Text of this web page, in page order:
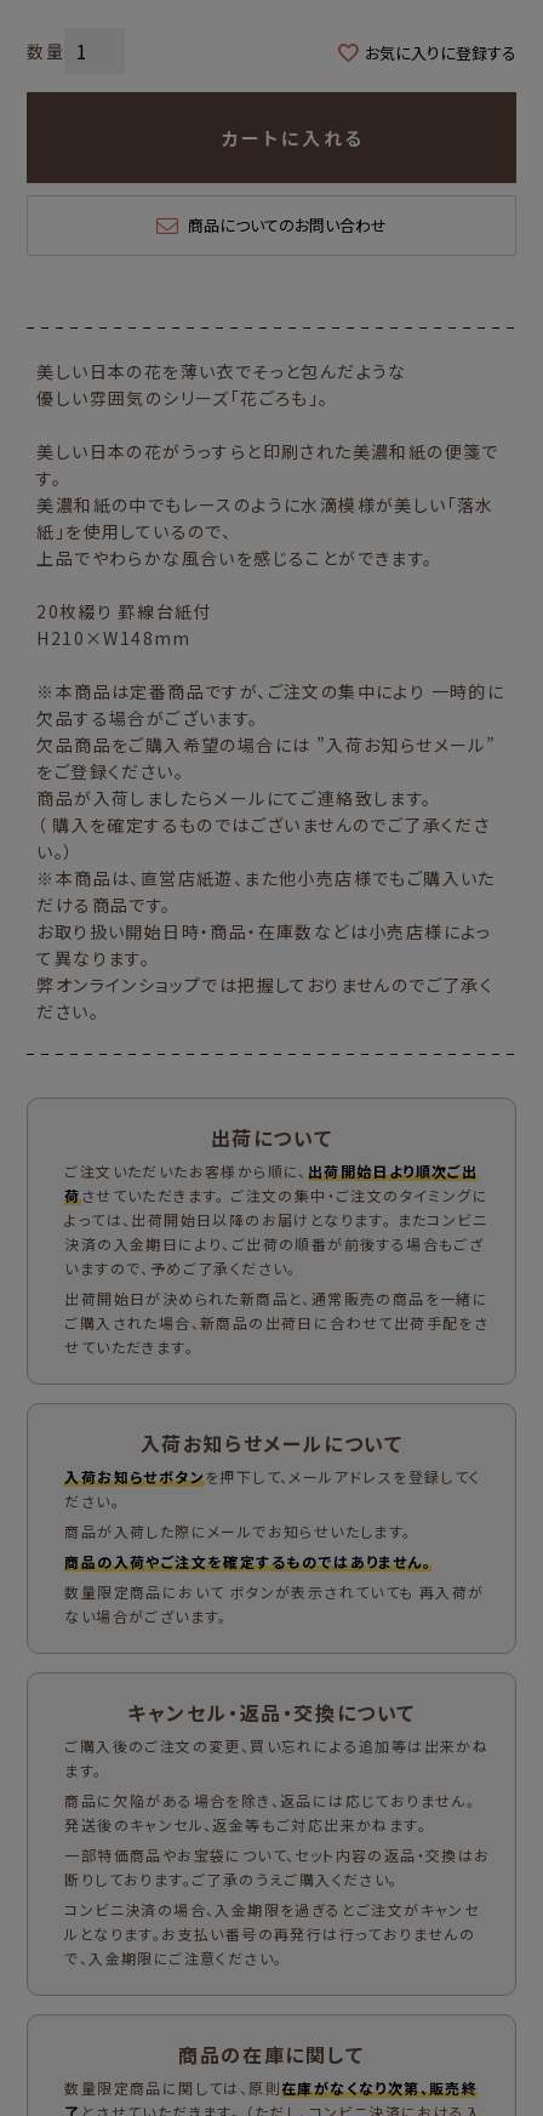
お気に入りに登録する
カートに入れる
商品についてのお問い合わせ
美しい日本の花を薄い衣でそっと包んだような
優しい雰囲気のシリーズ「花ごろも」。
美しい日本の花がうっすらと印刷された美濃和紙の便箋で
す。
美濃和紙の中でもレースのように水滴模様が美しい「落水
紙」を使用しているので、
上品でやわらかな風合いを感じることができます。
20枚綴り 罫線台紙付
H210×W148mm
※本商品は定番商品ですが、ご注文の集中により 一時的に
欠品する場合がございます。
欠品商品をご購入希望の場合には ”入荷お知らせメール”
をご登録ください。
商品が入荷しましたらメールにてご連絡致します。
（ 購入を確定するものではございませんのでご了承くださ
い。）
※本商品は、直営店紙遊、また他小売店様でもご購入いた
だける商品です。
お取り扱い開始日時・商品・在庫数などは小売店様によっ
て異なります。
弊オンラインショップでは把握しておりませんのでご了承く
ださい。
出荷について
ご注文いただいたお客様から順に、 出荷開始日より順次ご出
荷させていただきます。 ご注文の集中・ご注文のタイミングに
よっては、出荷開始日以降のお届けとなります。 またコンビニ
決済の入金期日により、ご出荷の順番が前後する場合もござ
いますので、予めご了承ください。
出荷開始日が決められた新商品と、通常販売の商品を一緒に
ご購入された場合、新商品の出荷日に合わせて出荷手配をさ
せていただきます。
入荷お知らせメールについて
入荷お知らせボタンを押下して、メールアドレスを登録してく
ださい。
商品が入荷した際にメールでお知らせいたします。
商品の入荷やご注文を確定するものではありません。
数量限定商品において ボタンが表示されていても 再入荷が
ない場合がございます。
キャンセル・返品・交換について
ご購入後のご注文の変更、買い忘れによる追加等は出来かね
ます。
商品に欠陥がある場合を除き、返品には応じておりません。
発送後のキャンセル、返金等もご対応出来かねます。
一部特価商品やお宝袋について、セット内容の返品・交換はお
断りしております。ご了承のうえご購入ください。
コンビニ決済の場合、入金期限を過ぎるとご注文がキャンセ
ルとなります。お支払い番号の再発行は行っておりませんの
で、入金期限にご注意ください。
商品の在庫に関して
数量限定商品に関しては、原則在庫がなくなり次第、販売終